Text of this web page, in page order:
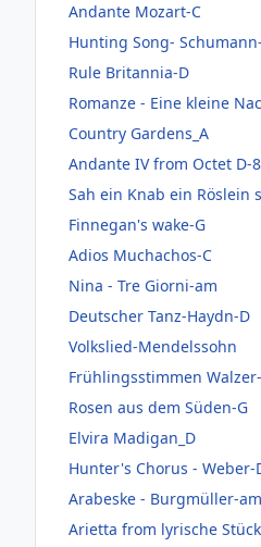
Andante Mozart-C
Hunting Song-
Rule Britannia-D
Romanze - Eine kleine
Country Gardens_A
Andante IV from Octet D-
Sah ein Knab ein Röslein
Finnegan's wake-G
Adios Muchachos-C
Nina - Tre Giorni-am
Deutscher Tanz-Haydn-D
Volkslied-Mendelssohn
Frühlingsstimmen
Rosen aus dem Süden-G
Elvira Madigan_D
Hunter's Chorus - Weber-
Arabeske - Burgmüller-am
Arietta from lyrische